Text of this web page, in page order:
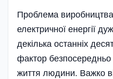
Проблема
електричної енергії
декілька останніх
фактор
життя людини. Важко